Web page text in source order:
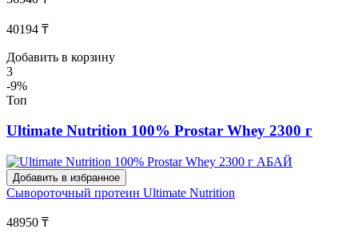
40194 ₸
Добавить в корзину
3
-9%
Топ
Ultimate Nutrition 100% Prostar Whey 2300 г
Добавить в избранное
Сывороточный протеин Ultimate Nutrition
48950 ₸